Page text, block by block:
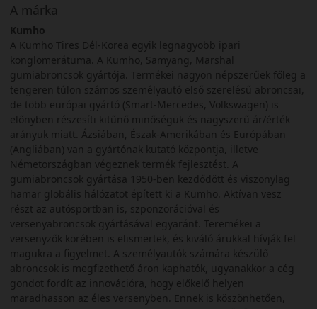
A márka
Kumho
A Kumho Tires Dél-Korea egyik legnagyobb ipari
konglomerátuma. A Kumho, Samyang, Marshal
gumiabroncsok gyártója. Termékei nagyon népszerűek főleg a
tengeren túlon számos személyautó első szerelésű abroncsai,
de több európai gyártó (Smart-Mercedes, Volkswagen) is
előnyben részesíti kitűnő minőségük és nagyszerű ár/érték
arányuk miatt. Ázsiában, Észak-Amerikában és Európában
(Angliában) van a gyártónak kutató központja, illetve
Németországban végeznek termék fejlesztést. A
gumiabroncsok gyártása 1950-ben kezdődött és viszonylag
hamar globális hálózatot épített ki a Kumho. Aktívan vesz
részt az autósportban is, szponzorációval és
versenyabroncsok gyártásával egyaránt. Teremékei a
versenyzők körében is elismertek, és kiváló árukkal hívják fel
magukra a figyelmet. A személyautók számára készülő
abroncsok is megfizethető áron kaphatók, ugyanakkor a cég
gondot fordít az innovációra, hogy előkelő helyen
maradhasson az éles versenyben. Ennek is köszönhetően,